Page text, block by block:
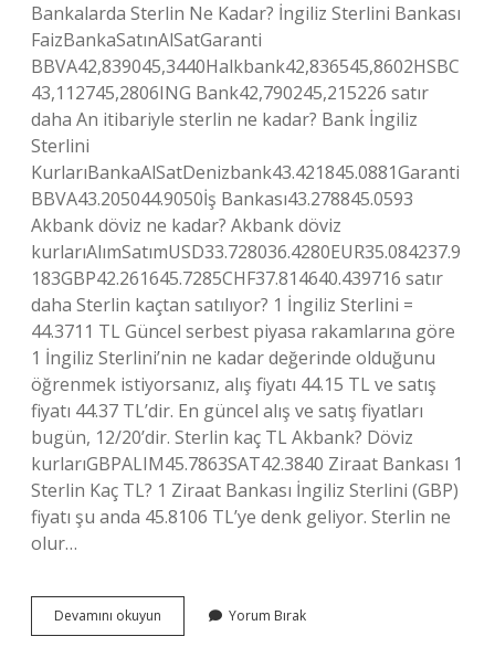
Bankalarda Sterlin Ne Kadar? İngiliz Sterlini Bankası
FaizBankaSatınAlSatGaranti
BBVA42,839045,3440Halkbank42,836545,8602HSBC
43,112745,2806ING Bank42,790245,215226 satır
daha An itibariyle sterlin ne kadar? Bank İngiliz
Sterlini
KurlarıBankaAlSatDenizbank43.421845.0881Garanti
BBVA43.205044.9050İş Bankası43.278845.0593
Akbank döviz ne kadar? Akbank döviz
kurlarıAlımSatımUSD33.728036.4280EUR35.084237.9
183GBP42.261645.7285CHF37.814640.439716 satır
daha Sterlin kaçtan satılıyor? 1 İngiliz Sterlini =
44.3711 TL Güncel serbest piyasa rakamlarına göre
1 İngiliz Sterlini’nin ne kadar değerinde olduğunu
öğrenmek istiyorsanız, alış fiyatı 44.15 TL ve satış
fiyatı 44.37 TL’dir. En güncel alış ve satış fiyatları
bugün, 12/20’dir. Sterlin kaç TL Akbank? Döviz
kurlarıGBPALIM45.7863SAT42.3840 Ziraat Bankası 1
Sterlin Kaç TL? 1 Ziraat Bankası İngiliz Sterlini (GBP)
fiyatı şu anda 45.8106 TL’ye denk geliyor. Sterlin ne
olur…
Devamını okuyun
Sterlin
Yorum Bırak